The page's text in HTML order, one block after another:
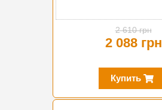
2 610 грн
2 088 грн
Купить